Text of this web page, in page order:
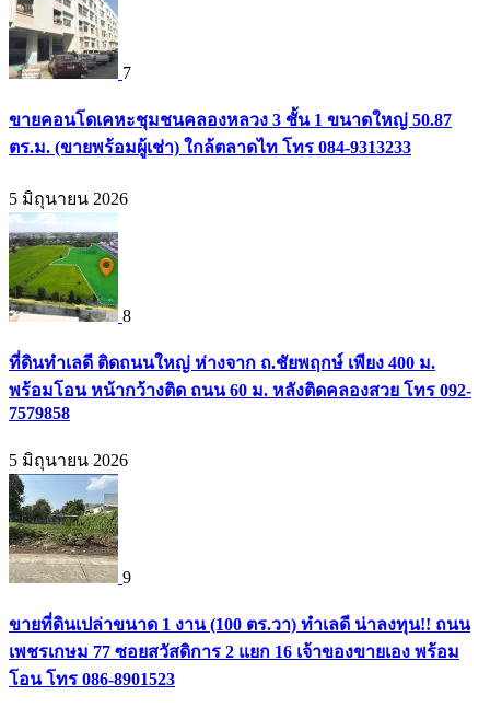
7
ขายคอนโดเคหะชุมชนคลองหลวง 3 ชั้น 1 ขนาดใหญ่ 50.87
ตร.ม. (ขายพร้อมผู้เช่า) ใกล้ตลาดไท โทร 084-9313233
5 มิถุนายน 2026
8
ที่ดินทำเลดี ติดถนนใหญ่ ห่างจาก ถ.ชัยพฤกษ์ เพียง 400 ม.
พร้อมโอน หน้ากว้างติด ถนน 60 ม. หลังติดคลองสวย โทร 092-
7579858
5 มิถุนายน 2026
9
ขายที่ดินเปล่าขนาด 1 งาน (100 ตร.วา) ทำเลดี น่าลงทุน!! ถนน
เพชรเกษม 77 ซอยสวัสดิการ 2 แยก 16 เจ้าของขายเอง พร้อม
โอน โทร 086-8901523